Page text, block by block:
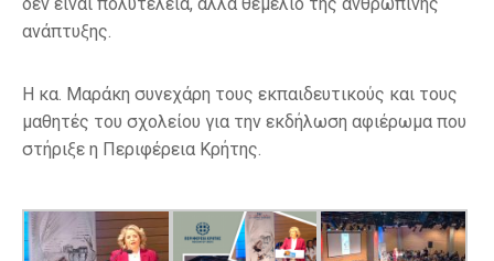
ανάπτυξης.
Η κα. Μαράκη συνεχάρη τους εκπαιδευτικούς και τους
μαθητές του σχολείου για την εκδήλωση αφιέρωμα που
στήριξε η Περιφέρεια Κρήτης.